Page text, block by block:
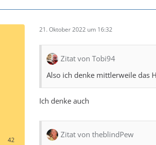
42
21. Oktober 2022 um 16:32
Zitat von Tobi94
Also ich denke mittlerweile das
Ich denke auch
Zitat von theblindPew